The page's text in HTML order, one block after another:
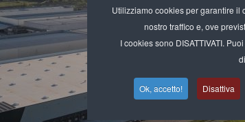
Utilizziamo cookies per garantire il
nostro traffico e, ove
I cookies sono DISATTIVATI.
Ok, accetto! Disattiva